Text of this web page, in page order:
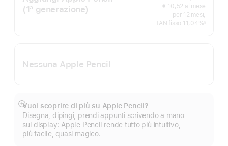
(1ª generazione)
€ 10,52 al mese
per 12 mesi,
TAN fisso 11,04% §
Nessuna Apple Pencil
Vuoi scoprire di più su Apple Pencil?
Disegna, dipingi, prendi appunti scrivendo a mano
sul display: Apple Pencil rende tutto più intuitivo,
più facile, quasi magico.
Mostra
di
più